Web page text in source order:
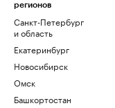
регионов
Санкт-Петербург
и область
Екатеринбург
Новосибирск
Омск
Башкортостан